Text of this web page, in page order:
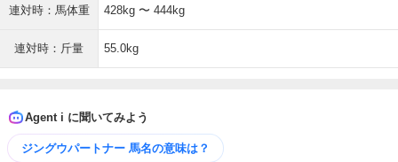
連対時：馬体重 428kg 〜 444kg
連対時：斤量 55.0kg
Agent i に聞いてみよう
ジングウパートナー 馬名の意味は？